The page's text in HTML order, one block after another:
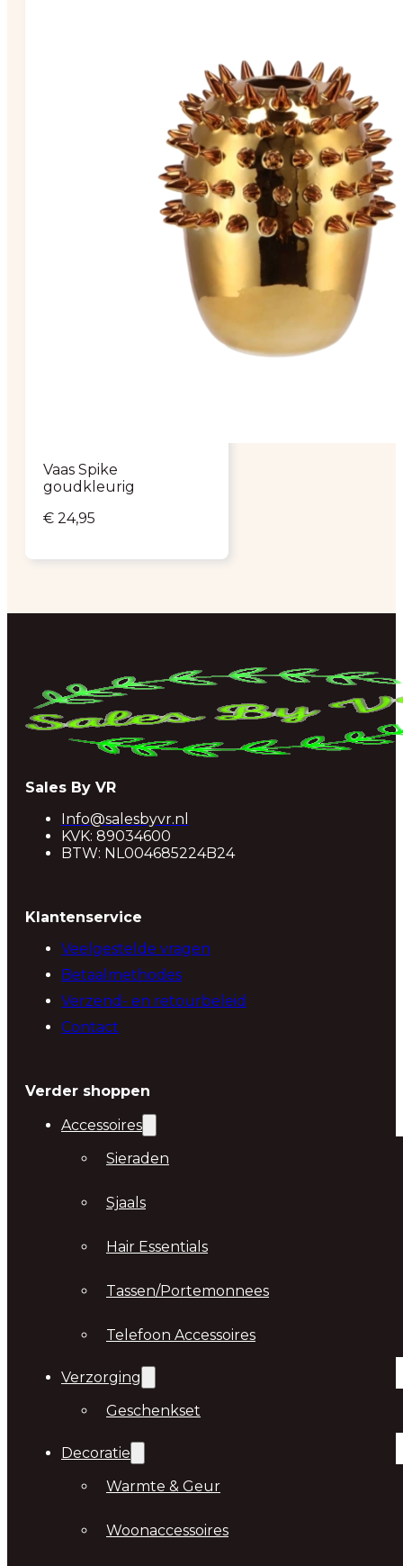
Vaas Spike
goudkleurig
€ 24,95
Sales By VR
Info@salesbyvr.nl
KVK: 89034600
BTW: NL004685224B24
Klantenservice
Veelgestelde vragen
Betaalmethodes
Verzend- en retourbeleid
Contact
Verder shoppen
Accessoires
Sieraden
Sjaals
Hair Essentials
Tassen/Portemonnees
Telefoon Accessoires
Verzorging
Geschenkset
Decoratie
Warmte & Geur
Woonaccessoires